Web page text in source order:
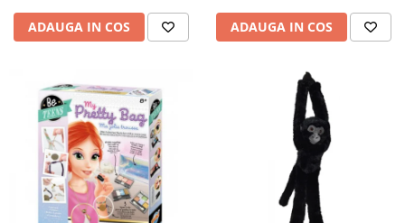
ADAUGA IN COS ADAUGA IN COS